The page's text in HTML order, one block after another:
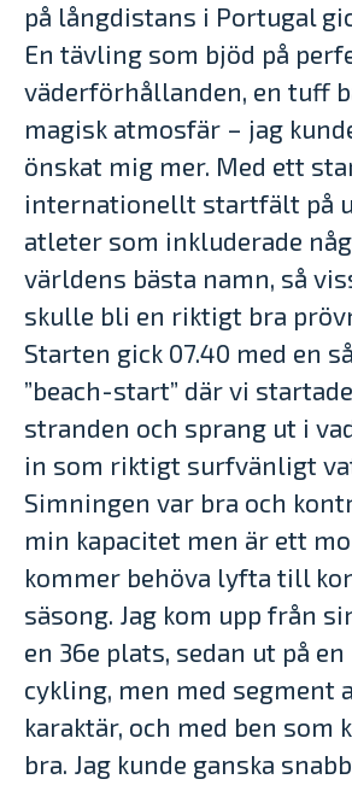
på långdistans i Portugal
En tävling som bjöd på
väderförhållanden, en tuff
magisk atmosfär – jag
önskat mig mer. Med ett
internationellt startfält på
atleter som inkluderade
världens bästa namn, så
skulle bli en riktigt bra
Starten gick 07.40 med en
”beach-start” där vi
stranden och sprang ut i
in som riktigt surfvänligt
Simningen var bra och
min kapacitet men är ett
kommer behöva lyfta till
säsong. Jag kom upp från
en 36e plats, sedan ut på en
cykling, men med segment
karaktär, och med ben som
bra. Jag kunde ganska